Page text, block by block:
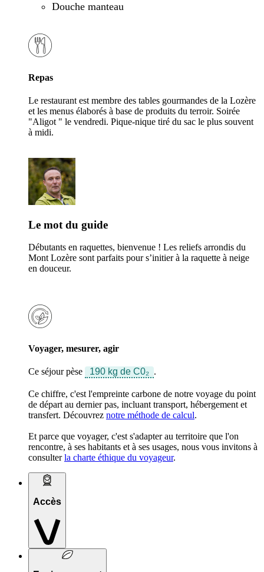
Douche manteau
Repas
Le restaurant est membre des tables gourmandes de la Lozère
et les menus élaborés à base de produits du terroir. Soirée
"Aligot " le vendredi. Pique-nique tiré du sac le plus souvent
à midi.
Le mot du guide
Débutants en raquettes, bienvenue ! Les reliefs arrondis du
Mont Lozère sont parfaits pour s’initier à la raquette à neige
en douceur.
Voyager, mesurer, agir
Ce séjour pèse 190 kg de C0₂ .
Ce chiffre, c'est l'empreinte carbone de notre voyage du point
de départ au dernier pas, incluant transport, hébergement et
transfert. Découvrez notre méthode de calcul.
Et parce que voyager, c'est s'adapter au territoire que l'on
rencontre, à ses habitants et à ses usages, nous vous invitons à
consulterla charte éthique du voyageur.
Accès